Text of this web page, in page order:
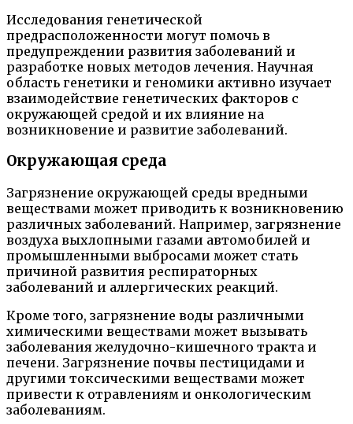
Исследования генетической
предрасположенности могут помочь в
предупреждении развития заболеваний и
разработке новых методов лечения. Научная
область генетики и геномики активно изучает
взаимодействие генетических факторов с
окружающей средой и их влияние на
возникновение и развитие заболеваний.
Окружающая среда
Загрязнение окружающей среды вредными
веществами может приводить к возникновению
различных заболеваний. Например, загрязнение
воздуха выхлопными газами автомобилей и
промышленными выбросами может стать
причиной развития респираторных
заболеваний и аллергических реакций.
Кроме того, загрязнение воды различными
химическими веществами может вызывать
заболевания желудочно-кишечного тракта и
печени. Загрязнение почвы пестицидами и
другими токсическими веществами может
привести к отравлениям и онкологическим
заболеваниям.